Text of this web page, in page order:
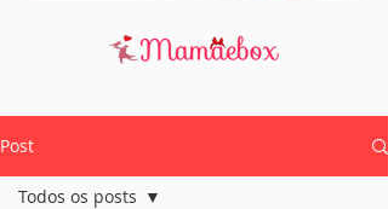
Post
Todos os posts